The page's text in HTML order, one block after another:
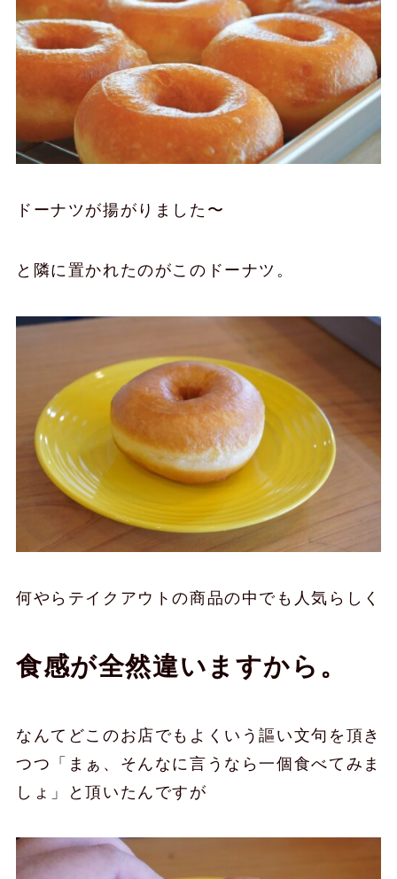
ドーナツが揚がりました〜
と隣に置かれたのがこのドーナツ。
何やらテイクアウトの商品の中でも人気らしく
食感が全然違いますから。
なんてどこのお店でもよくいう謳い文句を頂き
つつ「まぁ、そんなに言うなら一個食べてみま
しょ」と頂いたんですが